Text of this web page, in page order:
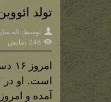
تولد
توسط: اله سار
246 نمایش
آمده و امروز ۳۸ ساله می شود.